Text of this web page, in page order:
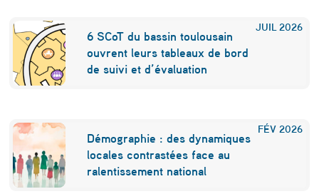
b
i
e
d
e
JUIL 2026
6 SCoT du bassin toulousain
ouvrent leurs tableaux de bord
de suivi et d’évaluation
FÉV 2026
Démographie : des dynamiques
locales contrastées face au
ralentissement national